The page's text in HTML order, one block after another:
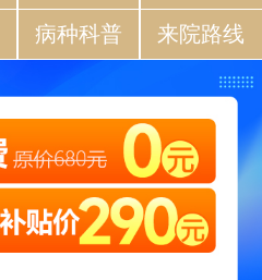
病种科普 来院路线